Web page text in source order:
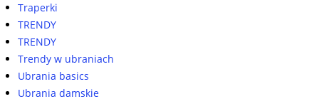
Traperki
TRENDY
TRENDY
Trendy w ubraniach
Ubrania basics
Ubrania damskie